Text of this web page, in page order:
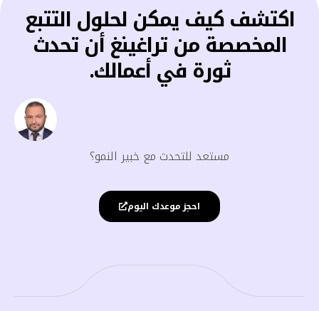
اكتشف كيف يمكن لحلول التتبع
المخصصة من تراغينغ أن تحدث
ثورة في أعمالك.
مستعد للتحدث مع خبير النمو؟
احجز موعدك اليوم